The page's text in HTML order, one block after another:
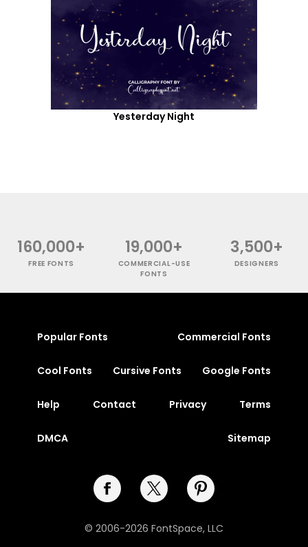
Yesterday Night
160,000+
FREE FONTS
19,000+
COMMERCIAL-USE
FONTS
3,500+
DESIGNERS
Popular Fonts Commercial Fonts
Cool Fonts Cursive Fonts Google Fonts
Help Contact Privacy Terms
DMCA Sitemap
© 2006-2026 FontSpace, LLC